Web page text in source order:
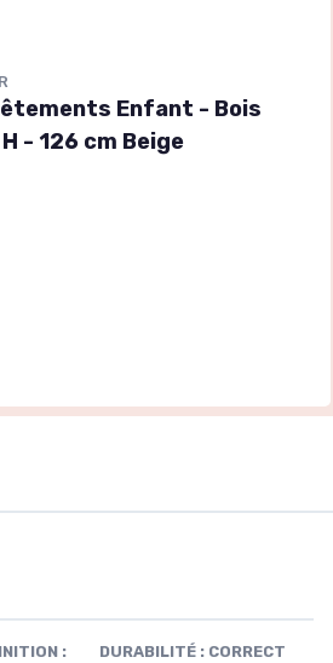
Enfant - Bois
- 126 cm Beige
:
DURABILITÉ : CORRECT